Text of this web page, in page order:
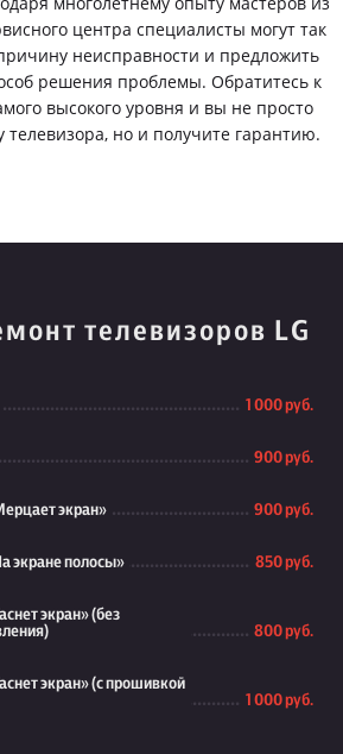
центра специалисты могут так
неисправности и предложить
решения проблемы. Обратитесь к
высокого уровня и вы не просто
телевизора, но и получите гарантию.
телевизоров LG
1 000 руб.
900 руб.
экран» 900 руб.
экране полосы» 850 руб.
экран» (без
800 руб.
экран» (с прошивкой
1 000 руб.